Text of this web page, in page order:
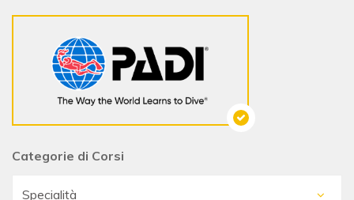
Categorie di Corsi